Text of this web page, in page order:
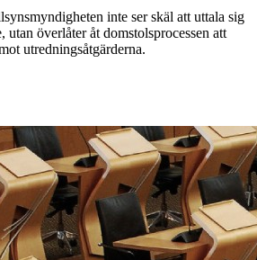
inte ser skäl att uttala sig
utan överlåter åt domstolsprocessen att
utredningsåtgärderna.